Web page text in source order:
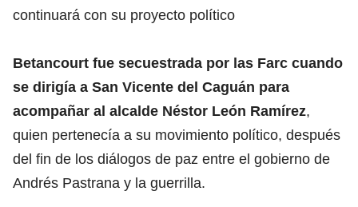
continuará con su proyecto político
Betancourt fue secuestrada por las Farc cuando
se dirigía a San Vicente del Caguán para
acompañar al alcalde Néstor León Ramírez,
quien pertenecía a su movimiento político, después
del fin de los diálogos de paz entre el gobierno de
Andrés Pastrana y la guerrilla.